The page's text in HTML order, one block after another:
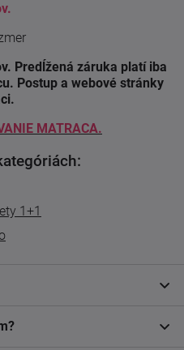
Predĺžená záruka platí iba
Postup a webové stránky
MATRACA.
1+1